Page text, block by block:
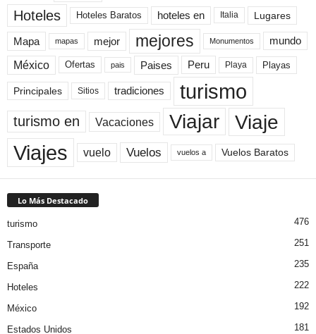
Hoteles Hoteles Baratos hoteles en Italia Lugares
Mapa mapas mejor mejores Monumentos mundo
México Ofertas pais Paises Peru Playa Playas
Principales Sitios tradiciones turismo
turismo en Vacaciones Viajar Viaje
Viajes vuelo Vuelos vuelos a Vuelos Baratos
Lo Más Destacado
turismo 476
Transporte 251
España 235
Hoteles 222
México 192
Estados Unidos 181